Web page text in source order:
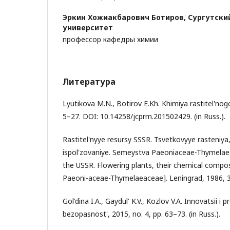
Эркин Хожиакбарович Ботиров,
университет
профессор кафедры химии
Литература
Lyutikova M.N., Botirov E.Kh. Khimiya
5–27. DOI: 10.14258/jcprm.201502429. (in Russ.).
Rastitel'nyye resursy SSSR. Tsvetkovyye
ispol'zovaniye. Semeystva Paeoniaceae-
the USSR. Flowering plants, their chemical
Paeoni-aceae-Thymelaeaceae]. Leningrad, 1986,
Gol'dina I.A., Gaydul' K.V., Kozlov V.A. Innovatsii i
bezopasnost', 2015, no. 4, pp. 63–73. (in Russ.).